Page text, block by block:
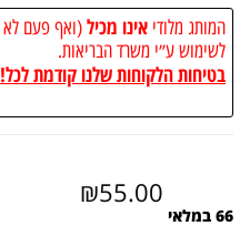
המותג מלודי אינו מכיל
לשימוש ע״י משרד הבריאות.
בטיחות הלקוחות שלנו קודמת לכל!
₪55.00
66 במלאי